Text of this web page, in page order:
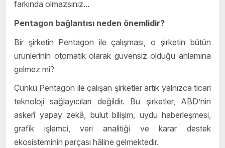
farkında olmazsınız...
Pentagon bağlantısı neden önemlidir?
Bir şirketin Pentagon ile çalışması, o şirketin bütün
ürünlerinin otomatik olarak güvensiz olduğu anlamına
gelmez mi?
Çünkü Pentagon ile çalışan şirketler artık yalnızca ticari
teknoloji sağlayıcıları değildir. Bu şirketler, ABD’nin
askerî yapay zekâ, bulut bilişim, uydu haberleşmesi,
grafik işlemci, veri analitiği ve karar destek
ekosisteminin parçası hâline gelmektedir.